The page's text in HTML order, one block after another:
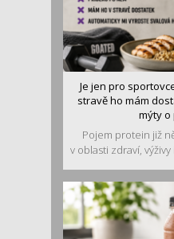
Je jen pro
stravě ho mám
mýty o
Pojem protein již
v oblasti zdraví,